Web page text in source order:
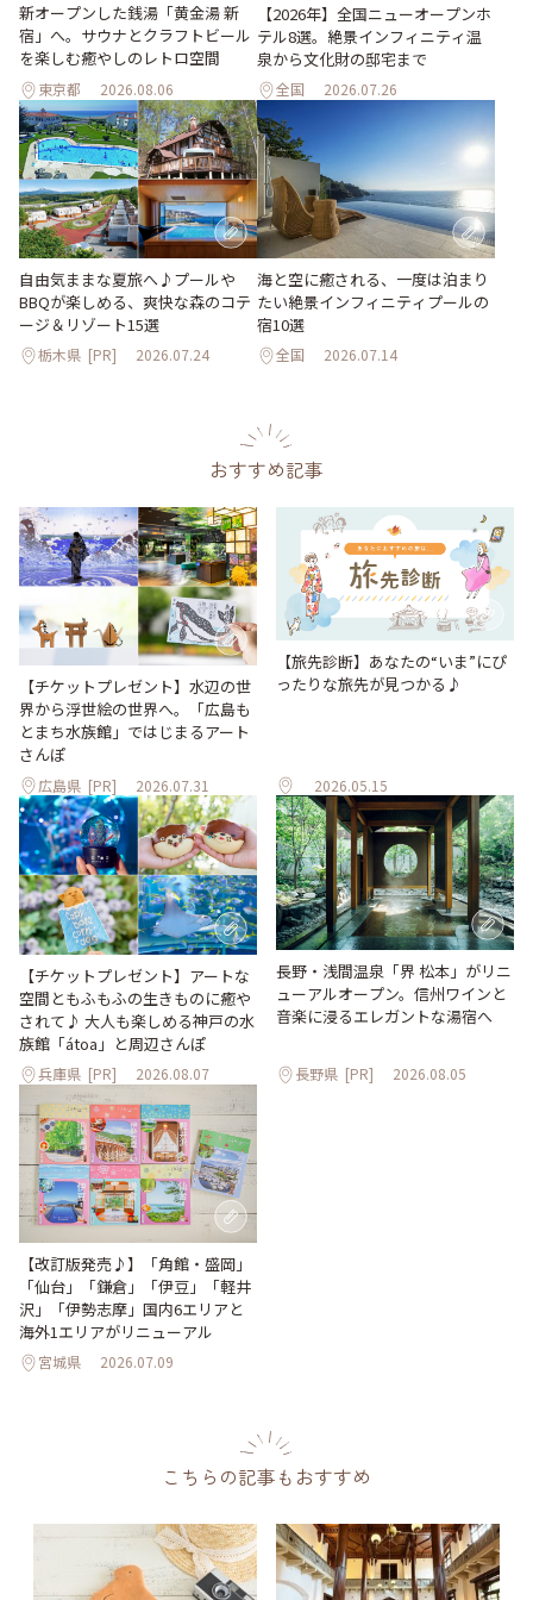
新オープンした銭湯「黄金湯 新
宿」へ。サウナとクラフトビール
を楽しむ癒やしのレトロ空間
東京都 2026.08.06
【2026年】全国ニューオープンホ
テル8選。絶景インフィニティ温
泉から文化財の邸宅まで
全国 2026.07.26
自由気ままな夏旅へ♪プールや
BBQが楽しめる、爽快な森のコテ
ージ＆リゾート15選
栃木県 [PR] 2026.07.24
海と空に癒される、一度は泊まり
たい絶景インフィニティプールの
宿10選
全国 2026.07.14
おすすめ記事
【チケットプレゼント】水辺の世
界から浮世絵の世界へ。「広島も
とまち水族館」ではじまるアート
さんぽ
広島県 [PR] 2026.07.31
【旅先診断】あなたの“いま”にぴ
ったりな旅先が見つかる♪
2026.05.15
【チケットプレゼント】アートな
空間ともふもふの生きものに癒や
されて♪ 大人も楽しめる神戸の水
族館「átoa」と周辺さんぽ
兵庫県 [PR] 2026.08.07
長野・浅間温泉「界 松本」がリニ
ューアルオープン。信州ワインと
音楽に浸るエレガントな湯宿へ
長野県 [PR] 2026.08.05
【改訂版発売♪】「角館・盛岡」
「仙台」「鎌倉」「伊豆」「軽井
沢」「伊勢志摩」国内6エリアと
海外1エリアがリニューアル
宮城県 2026.07.09
こちらの記事もおすすめ